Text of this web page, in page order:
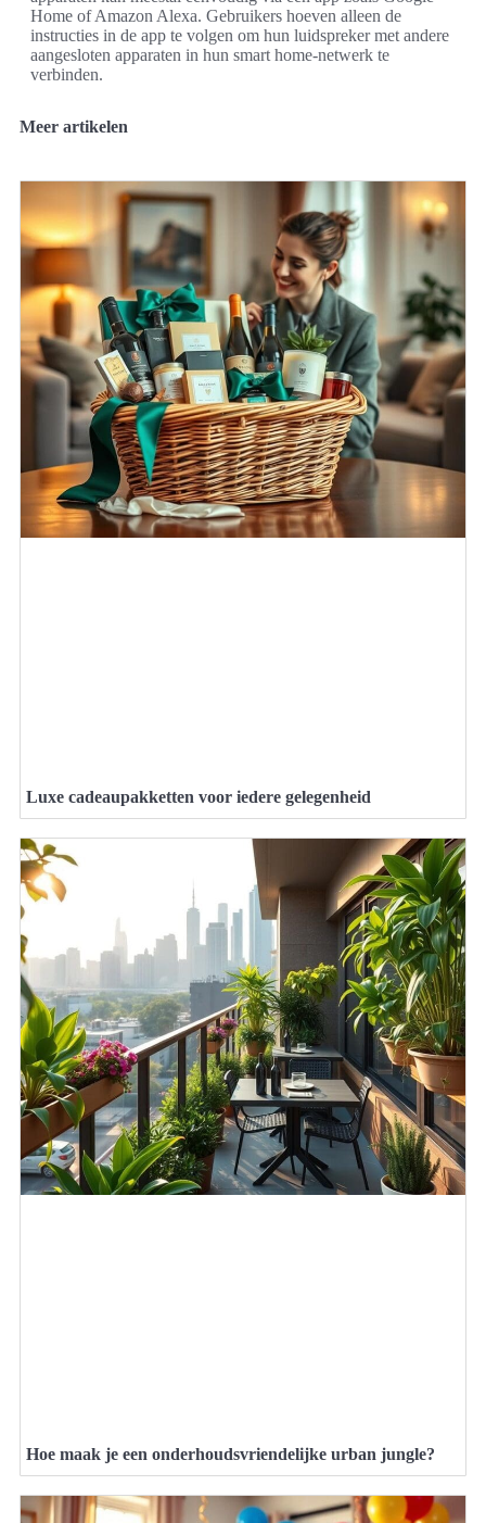
Home of Amazon Alexa. Gebruikers hoeven alleen de
instructies in de app te volgen om hun luidspreker met andere
aangesloten apparaten in hun smart home-netwerk te
verbinden.
Meer artikelen
Luxe cadeaupakketten voor iedere gelegenheid
Hoe maak je een onderhoudsvriendelijke urban jungle?